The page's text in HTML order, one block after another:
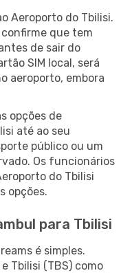
Aeroporto do Tbilisi.
que tem
de sair do
SIM local, será
aeroporto, embora
opções de
até ao seu
público ou um
Os funcionários
do Tbilisi
opções.
para Tbilisi
é simples.
Tbilisi (TBS) como